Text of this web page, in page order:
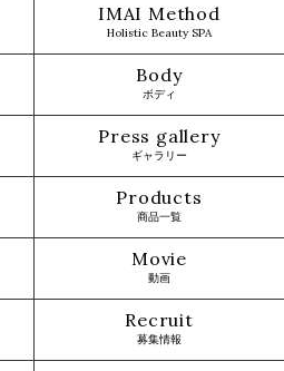
IMAI Method
Holistic Beauty SPA
Body
ボディ
Press gallery
ギャラリー
Products
商品一覧
Movie
動画
Recruit
募集情報